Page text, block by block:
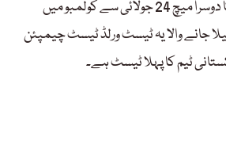
مشتمل ٹیسٹ سیریز کا دوسرا میچ 24 جولائی سے کولمبو میں
جانے والا یہ ٹیسٹ ورلڈ ٹیسٹ چیمپئن